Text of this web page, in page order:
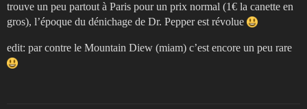
trouve un peu partout à Paris pour un prix normal (1€ la canette en
gros), l’époque du dénichage de Dr. Pepper est révolue
edit: par contre le Mountain Diew (miam) c’est encore un peu rare